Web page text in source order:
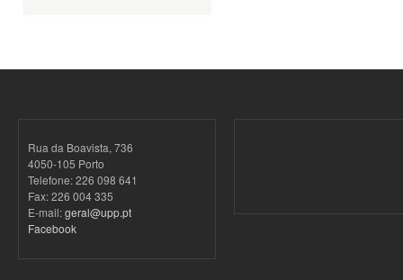
Rua da Boavista, 736
4050-105 Porto
Telefone: 226 098 641
Fax: 226 004 335
E-mail:geral@upp.pt
Facebook